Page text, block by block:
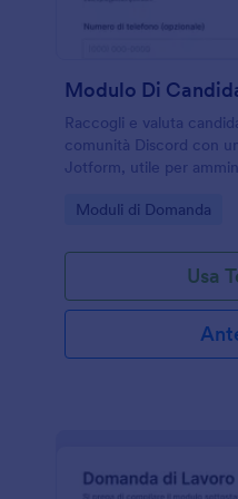
Raccogli e valuta
comunità Discord con
Jotform, utile per
disponibilità e requisiti
Go to Category:
Moduli di Domanda
Usa